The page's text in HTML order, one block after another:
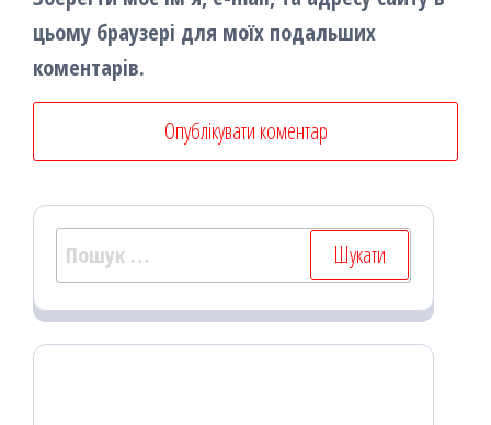
цьому браузері для моїх подальших
коментарів.
Пошук: